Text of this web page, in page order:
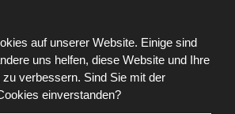
auf unserer Website. Einige sind
uns helfen, diese Website und Ihre
verbessern. Sind Sie mit der
einverstanden?
2026, FOMEI s.r.o.
SitemapGDPRCookies
Cookie-Einstellungen
reCAPTCHA geschützt und es gelten